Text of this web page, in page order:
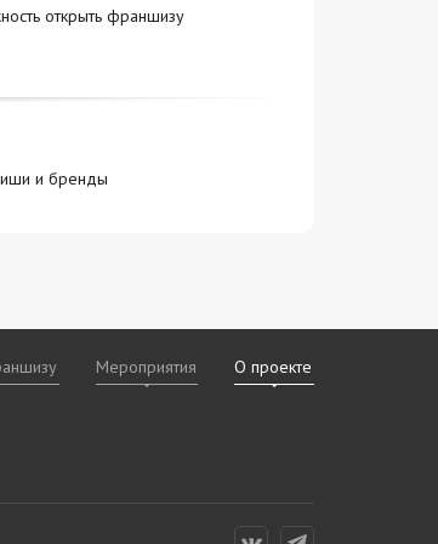
открыть франшизу
и бренды
Мероприятия О проекте